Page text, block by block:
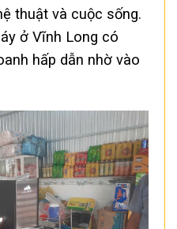
thuật và cuộc sống.
ở Vĩnh Long có
hấp dẫn nhờ vào